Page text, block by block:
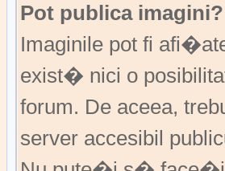
Pot publica imagini?
Imaginile pot fi
exist� nici o
forum. De aceea,
server accesibil